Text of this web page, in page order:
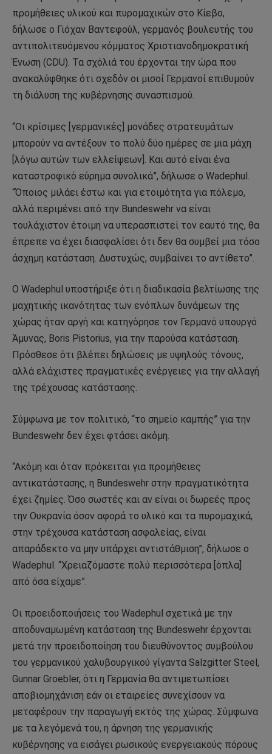
προμήθειες υλικού και πυρομαχικών στο Κίεβο,
δήλωσε ο Γιόχαν Βαντεφούλ, γερμανός βουλευτής του
αντιπολιτευόμενου κόμματος Χριστιανοδημοκρατική
Ένωση (CDU). Τα σχόλιά του έρχονται την ώρα που
ανακαλύφθηκε ότι σχεδόν οι μισοί Γερμανοί επιθυμούν
τη διάλυση της κυβέρνησης συνασπισμού.
“Οι κρίσιμες [γερμανικές] μονάδες στρατευμάτων
μπορούν να αντέξουν το πολύ δύο ημέρες σε μια μάχη
[λόγω αυτών των ελλείψεων]. Και αυτό είναι ένα
καταστροφικό εύρημα συνολικά”, δήλωσε ο Wadephul.
“Όποιος μιλάει έστω και για ετοιμότητα για πόλεμο,
αλλά περιμένει από την Bundeswehr να είναι
τουλάχιστον έτοιμη να υπερασπιστεί τον εαυτό της, θα
έπρεπε να έχει διασφαλίσει ότι δεν θα συμβεί μια τόσο
άσχημη κατάσταση. Δυστυχώς, συμβαίνει το αντίθετο”.
Ο Wadephul υποστήριξε ότι η διαδικασία βελτίωσης της
μαχητικής ικανότητας των ενόπλων δυνάμεων της
χώρας ήταν αργή και κατηγόρησε τον Γερμανό υπουργό
Άμυνας, Boris Pistorius, για την παρούσα κατάσταση.
Πρόσθεσε ότι βλέπει δηλώσεις με υψηλούς τόνους,
αλλά ελάχιστες πραγματικές ενέργειες για την αλλαγή
της τρέχουσας κατάστασης.
Σύμφωνα με τον πολιτικό, “το σημείο καμπής” για την
Bundeswehr δεν έχει φτάσει ακόμη.
“Ακόμη και όταν πρόκειται για προμήθειες
αντικατάστασης, η Bundeswehr στην πραγματικότητα
έχει ζημίες. Όσο σωστές και αν είναι οι δωρεές προς
την Ουκρανία όσον αφορά το υλικό και τα πυρομαχικά,
στην τρέχουσα κατάσταση ασφαλείας, είναι
απαράδεκτο να μην υπάρχει αντιστάθμιση”, δήλωσε ο
Wadephul. “Χρειαζόμαστε πολύ περισσότερα [όπλα]
από όσα είχαμε”.
Οι προειδοποιήσεις του Wadephul σχετικά με την
αποδυναμωμένη κατάσταση της Bundeswehr έρχονται
μετά την προειδοποίηση του διευθύνοντος συμβούλου
του γερμανικού χαλυβουργικού γίγαντα Salzgitter Steel,
Gunnar Groebler, ότι η Γερμανία θα αντιμετωπίσει
αποβιομηχάνιση εάν οι εταιρείες συνεχίσουν να
μεταφέρουν την παραγωγή εκτός της χώρας. Σύμφωνα
με τα λεγόμενά του, η άρνηση της γερμανικής
κυβέρνησης να εισάγει ρωσικούς ενεργειακούς πόρους